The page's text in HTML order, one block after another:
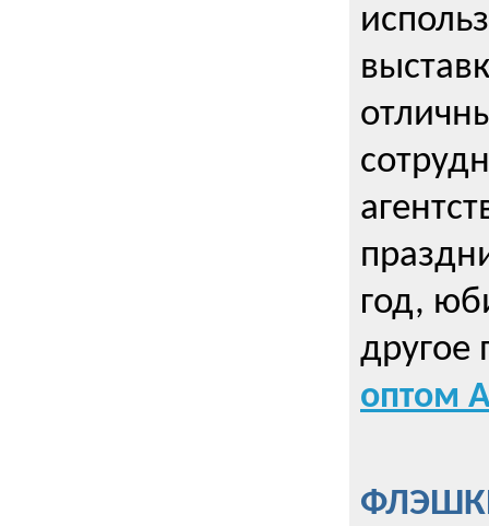
год,
другое
оптом